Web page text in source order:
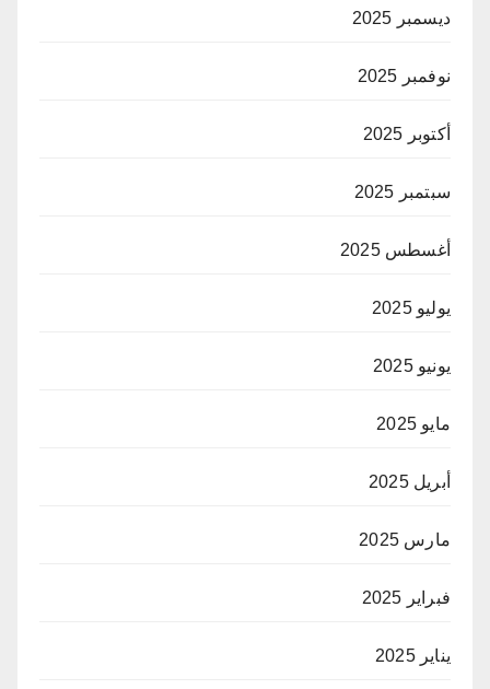
ديسمبر 2025
نوفمبر 2025
أكتوبر 2025
سبتمبر 2025
أغسطس 2025
يوليو 2025
يونيو 2025
مايو 2025
أبريل 2025
مارس 2025
فبراير 2025
يناير 2025